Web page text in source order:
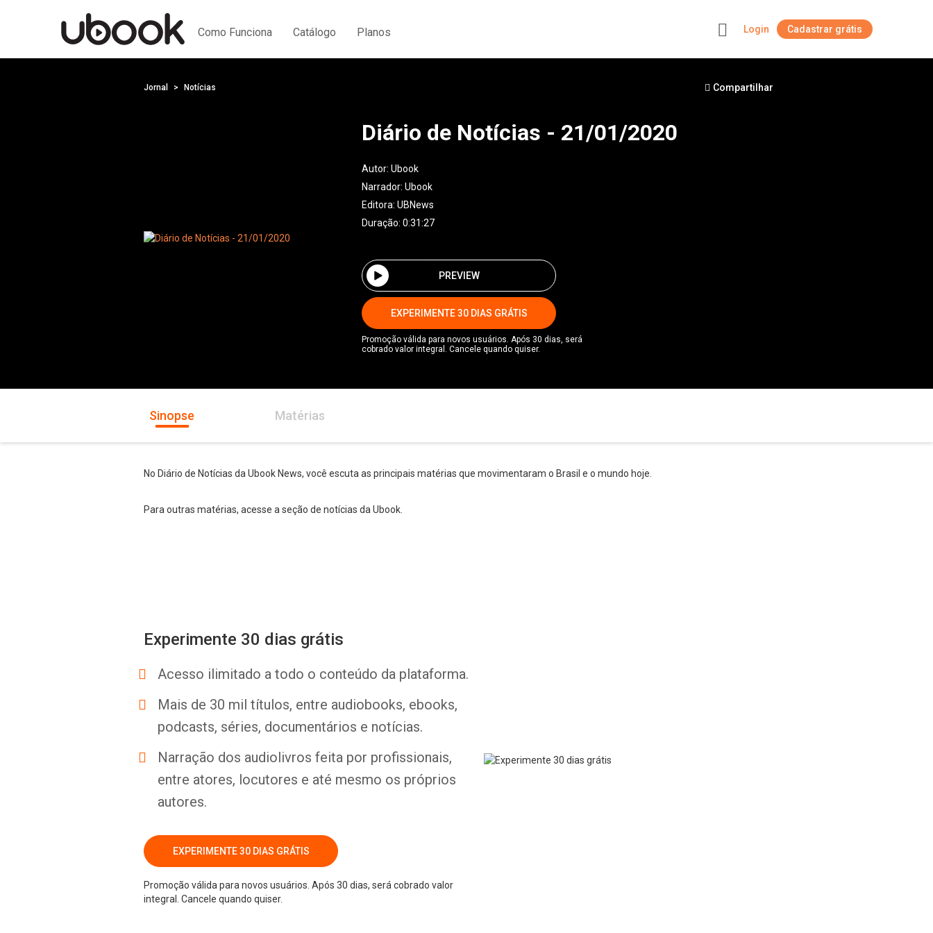
Como Funciona Catálogo Planos Login Cadastrar grátis
Jornal Notícias Compartilhar
Diário de Notícias - 21/01/2020
Autor: Ubook
Narrador: Ubook
Editora: UBNews
Duração: 0:31:27
PREVIEW
EXPERIMENTE 30 DIAS GRÁTIS
Promoção válida para novos usuários. Após 30 dias, será
cobrado valor integral. Cancele quando quiser.
Sinopse Matérias
No Diário de Notícias da Ubook News, você escuta as principais matérias que movimentaram o Brasil e o mundo hoje.
Para outras matérias, acesse a seção de notícias da Ubook.
Experimente 30 dias grátis
Acesso ilimitado a todo o conteúdo da plataforma.
Mais de 30 mil títulos, entre audiobooks, ebooks,
podcasts, séries, documentários e notícias.
Narração dos audiolivros feita por profissionais,
entre atores, locutores e até mesmo os próprios
autores.
EXPERIMENTE 30 DIAS GRÁTIS
Promoção válida para novos usuários. Após 30 dias, será cobrado valor
integral. Cancele quando quiser.